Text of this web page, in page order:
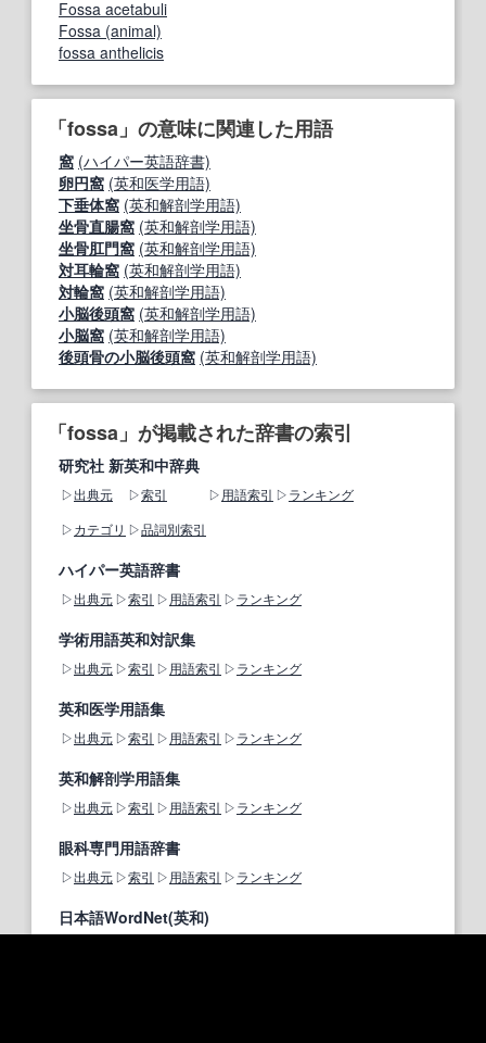
Fossa acetabuli
Fossa (animal)
fossa anthelicis
「fossa」の意味に関連した用語
窩 (ハイパー英語辞書)
卵円窩 (英和医学用語)
下垂体窩 (英和解剖学用語)
坐骨直腸窩 (英和解剖学用語)
坐骨肛門窩 (英和解剖学用語)
対耳輪窩 (英和解剖学用語)
対輪窩 (英和解剖学用語)
小脳後頭窩 (英和解剖学用語)
小脳窩 (英和解剖学用語)
後頭骨の小脳後頭窩 (英和解剖学用語)
「fossa」が掲載された辞書の索引
研究社 新英和中辞典
出典元 索引 用語索引
ランキング
カテゴリ
品詞別索引
ハイパー英語辞書
出典元 索引 用語索引 ランキング
学術用語英和対訳集
出典元 索引 用語索引 ランキング
英和医学用語集
出典元 索引 用語索引 ランキング
英和解剖学用語集
出典元 索引 用語索引 ランキング
眼科専門用語辞書
出典元 索引 用語索引 ランキング
日本語WordNet(英和)